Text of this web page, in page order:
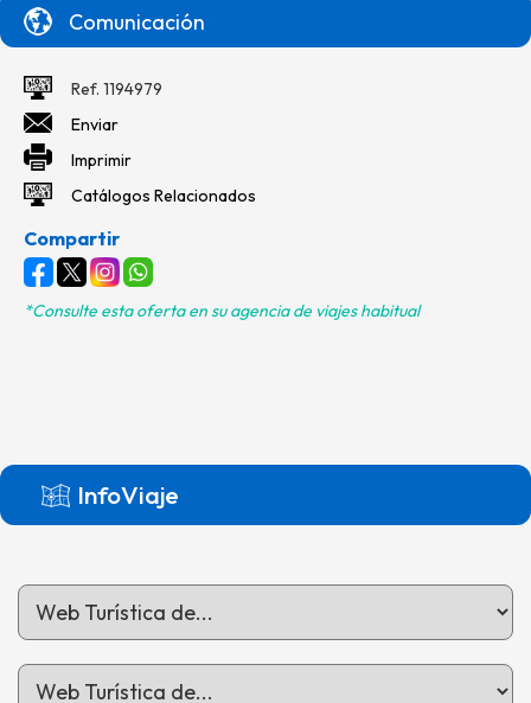
Comunicación
Ref. 1194979
Enviar
Imprimir
Catálogos Relacionados
Compartir
*Consulte esta oferta en su agencia de viajes habitual
InfoViaje